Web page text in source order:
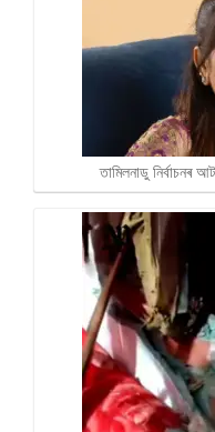
তামিলনাডু